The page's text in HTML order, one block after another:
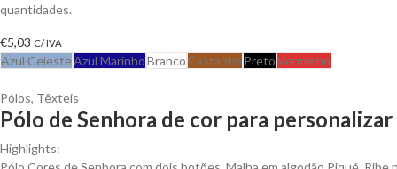
quantidades.
€5,03 C/ IVA
Azul CelesteAzul MarinhoBranco Castanho PretoVermelho
Pólos, Têxteis
Pólo de Senhora de cor para personalizar
Highlights: